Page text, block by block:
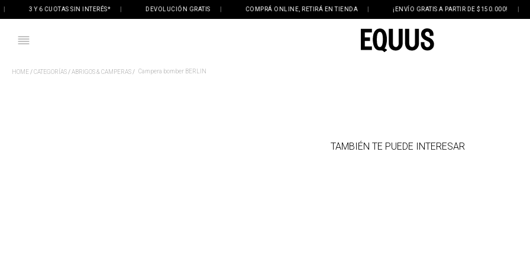
3 Y 6 CUOTAS SIN INTERÉS* | DEVOLUCIÓN GRATIS | COMPRÁ ONLINE, RETIRÁ EN TIENDA | ¡ENVÍO GRATIS A PARTIR DE $150.000! |
CATEGORÍAS ABRIGOS & CAMPERAS Campera bomber BERLIN
TAMBIÉN TE PUEDE INTERESAR